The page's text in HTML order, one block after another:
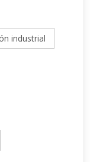
industrial